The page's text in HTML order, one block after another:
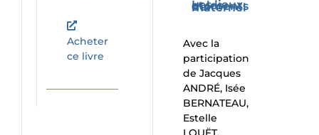
Acheter
ce livre
Les lieux et les moments du maternel
Avec la
participation
de Jacques
ANDRÉ, Isée
BERNATEAU,
Estelle